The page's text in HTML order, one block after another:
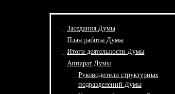
Заседания Думы
План работы Думы
Итоги деятельности Думы
Аппарат Думы
Руководители структурных
подразделений Думы